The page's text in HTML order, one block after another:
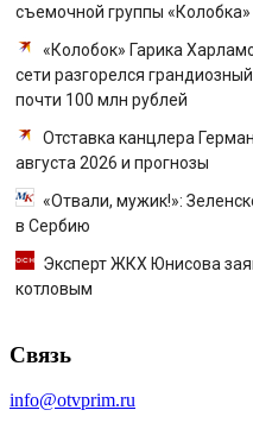
съемочной группы «Колобка»
«Колобок» Гарика
сети разгорелся
почти 100 млн рублей
Отставка канцлера
августа 2026 и прогнозы
«Отвали, мужик!»:
в Сербию
Эксперт ЖКХ Юнисова
котловым
Связь
info@otvprim.ru